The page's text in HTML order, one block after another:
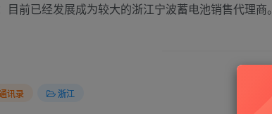
目前已经发展成为较大的浙江宁波蓄电池销售代理商。
讯录 浙江